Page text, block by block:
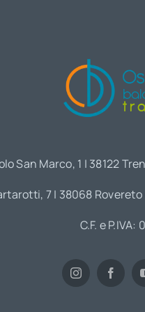
San Marco, 1 | 38122
7 | 38068
C.F. e